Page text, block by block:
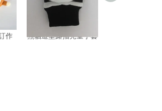
作 熊貓造型露指兒童手套